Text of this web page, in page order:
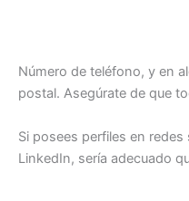
Número de teléfono, y en
postal. Asegúrate de que
Si posees perfiles en
LinkedIn, sería adecuado